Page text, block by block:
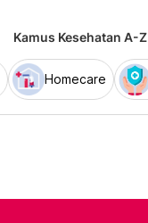
Kamus Kesehatan A-Z
Homecare